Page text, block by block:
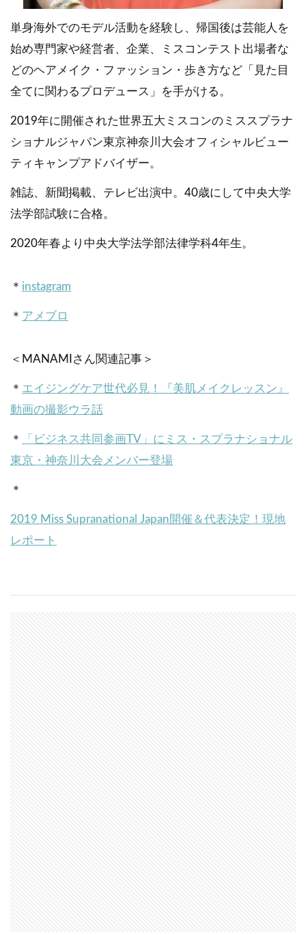
単身海外でのモデル活動を経験し、帰国後は芸能人を
始め専門家や経営者、企業、ミスコンテスト出場者な
どのヘアメイク・ファッション・歩き方など「見た目
全てに関わるプロデュース」を手がける。
2019年に開催された世界五大ミスコンのミススプラナ
ショナルジャパン東京神奈川大会オフィシャルビュー
ティキャンプアドバイザー。
雑誌、新聞掲載、テレビ出演中。40歳にして中央大学
法学部試験に合格。
2020年春より中央大学法学部法律学科4年生。
＊ instagram
＊ アメブロ
＜MANAMIさん関連記事＞
＊ エイジングケア世代必見！『美肌メイクレッスン』
動画の撮影ウラ話
＊
「ビジネス共同参画TV」にミス・スプラナショナル
東京・神奈川大会メンバー登場
＊
2019 Miss Supranational Japan開催＆代表決定！現地
レポート